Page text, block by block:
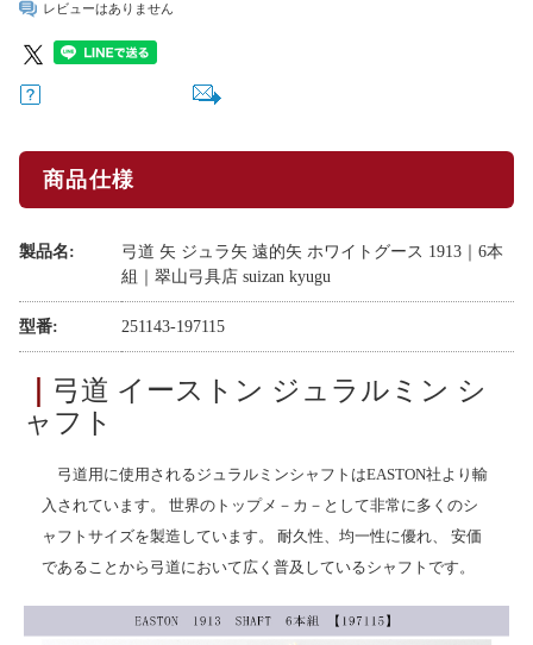
レビューはありません
商品仕様
製品名:
弓道 矢 ジュラ矢 遠的矢 ホワイトグース 1913｜6本
組｜翠山弓具店 suizan kyugu
型番: 251143-197115
弓道 イーストン ジュラルミン シ
ャフト
弓道用に使用されるジュラルミンシャフトはEASTON社より輸
入されています。 世界のトップメ－カ－として非常に多くのシ
ャフトサイズを製造しています。 耐久性、均一性に優れ、 安価
であることから弓道において広く普及しているシャフトです。